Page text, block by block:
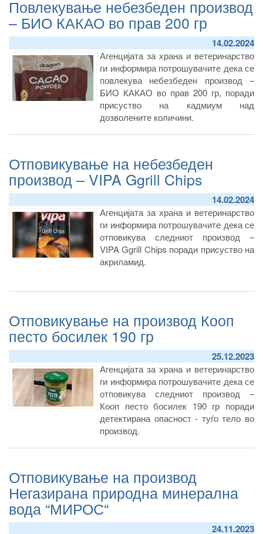
Повлекување небезбеден производ
– БИО КАКАО во прав 200 гр
14.02.2024
Агенцијата за храна и ветеринарство
ги информира потрошувачите дека се
повлекува небезбеден производ –
БИО КАКАО во прав 200 гр, поради
присуство на кадмиум над
дозволените количини.
Отповикување на небезбеден
производ – VIPA Ggrill Chips
14.02.2024
Агенцијата за храна и ветеринарство
ги информира потрошувачите дека се
отповикува следниот производ –
VIPA Ggrill Chips поради присуство на
акриламид.
Отповикување на производ Кооп
песто босилек 190 гр
25.12.2023
Агенцијата за храна и ветеринарство
ги информира потрошувачите дека се
отповикува следниот производ –
Кооп песто босилек 190 гр поради
детектирана опасност - туѓо тело во
производ.
Отповикување на производ
Негазирана природна минерална
вода “МИРОС“
24.11.2023